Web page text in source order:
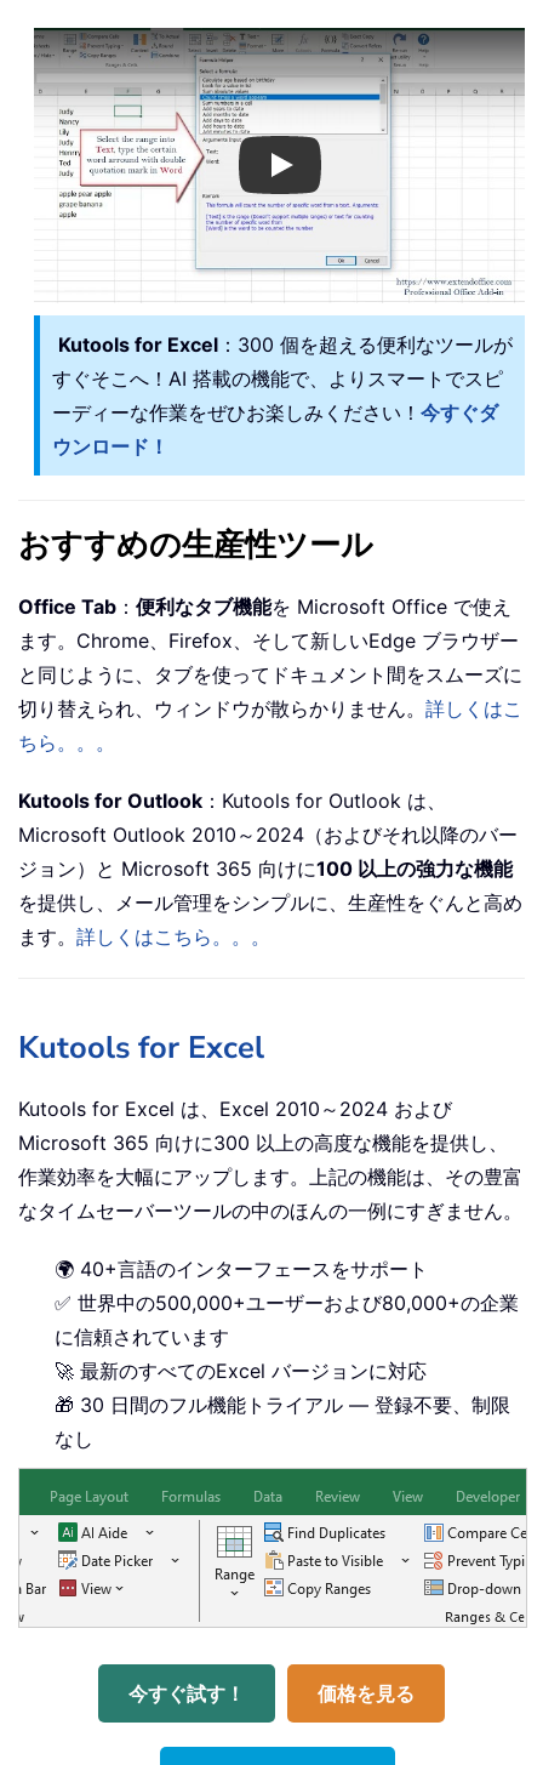
Play
Kutools for Excel ：300 個を超える便利なツールが
すぐそこへ！AI 搭載の機能で、よりスマートでスピ
ーディーな作業をぜひお楽しみください！ 今すぐダ
ウンロード！
おすすめの生産性ツール
Office Tab ： 便利なタブ機能を Microsoft Office で使え
ます。Chrome、Firefox、そして新しいEdge ブラウザー
と同じように、タブを使ってドキュメント間をスムーズに
切り替えられ、ウィンドウが散らかりません。 詳しくはこ
ちら。。。
Kutools for Outlook ：Kutools for Outlook は、
Microsoft Outlook 2010～2024（およびそれ以降のバー
ジョン）と Microsoft 365 向けに100 以上の強力な機能
を提供し、メール管理をシンプルに、生産性をぐんと高め
ます。 詳しくはこちら。。。
Kutools for Excel
Kutools for Excel は、Excel 2010～2024 および
Microsoft 365 向けに300 以上の高度な機能を提供し、
作業効率を大幅にアップします。上記の機能は、その豊富
なタイムセーバーツールの中のほんの一例にすぎません。
🌍 40+言語のインターフェースをサポート
✅ 世界中の500,000+ユーザーおよび80,000+の企業
に信頼されています
🚀 最新のすべてのExcel バージョンに対応
🎁 30 日間のフル機能トライアル — 登録不要、制限
なし
今すぐ試す！ 価格を見る